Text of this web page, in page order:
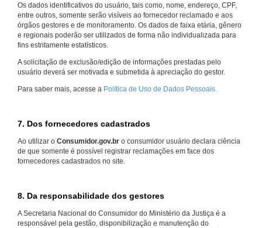
Os dados identificativos do usuário, tais como, nome, endereço, CPF,
entre outros, somente serão visíveis ao fornecedor reclamado e aos
órgãos gestores e de monitoramento. Os dados de faixa etária, gênero
e regionais poderão ser utilizados de forma não individualizada para
fins estritamente estatísticos.
A solicitação de exclusão/edição de informações prestadas pelo
usuário deverá ser motivada e submetida à apreciação do gestor.
Para saber mais, acesse a Política de Uso de Dados Pessoais.
7. Dos fornecedores cadastrados
Ao utilizar o Consumidor.gov.br o consumidor usuário declara ciência
de que somente é possível registrar reclamações em face dos
fornecedores cadastrados no site.
8. Da responsabilidade dos gestores
A Secretaria Nacional do Consumidor do Ministério da Justiça é a
responsável pela gestão, disponibilização e manutenção do